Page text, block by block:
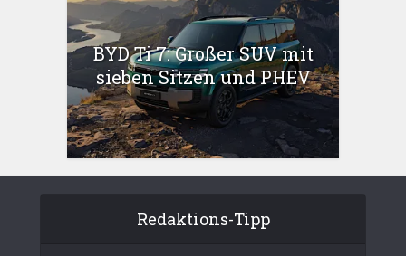
BYD Ti 7: Großer SUV mit
sieben Sitzen und PHEV
Redaktions-Tipp